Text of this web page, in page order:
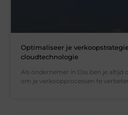
Optimaliseer je
cloudtechnologie
Als ondernemer in Oss ben je altijd
om je verkoopprocessen te